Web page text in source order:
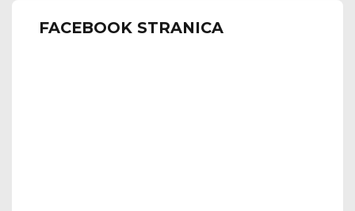
FACEBOOK STRANICA